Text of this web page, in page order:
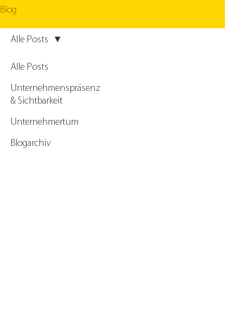
Blog
Alle Posts
Unternehmenspräsenz
& Sichtbarkeit
Unternehmertum
Blogarchiv
Alle Posts